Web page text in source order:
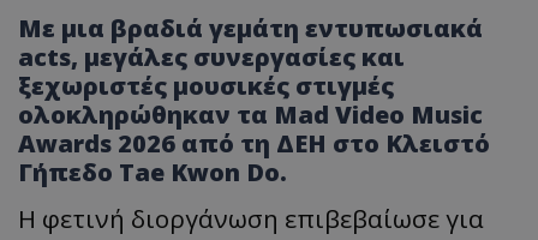
Με μια βραδιά γεμάτη εντυπωσιακά
acts, μεγάλες συνεργασίες και
ξεχωριστές μουσικές στιγμές
ολοκληρώθηκαν τα Mad Video Music
Awards 2026 από τη ΔΕΗ στο Κλειστό
Γήπεδο Tae Kwon Do.
Η φετινή διοργάνωση επιβεβαίωσε για